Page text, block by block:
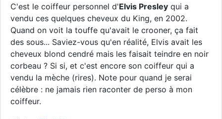
C'est le coiffeur personnel d'Elvis Presley qui a
vendu ces quelques cheveux du King, en 2002.
Quand on voit la touffe qu'avait le crooner, ça fait
des sous... Saviez-vous qu'en réalité, Elvis avait les
cheveux blond cendré mais les faisait teindre en noir
corbeau ? Si si, et c'est encore son coiffeur qui a
vendu la mèche (rires). Note pour quand je serai
célèbre : ne jamais rien raconter de perso à mon
coiffeur.